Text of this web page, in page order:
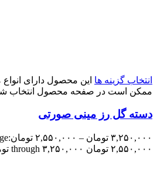
انتخاب گزینه ها این محصول دارای
ممکن است در صفحه محصول انتخاب
دسته گل رز مینی صورتی
۳,۲۵۰,۰۰۰ تومان – ۲,۵۵۰,۰۰۰ تومان
۲,۵۵۰,۰۰۰ تومان through ۳,۲۵۰,۰۰۰ تومان